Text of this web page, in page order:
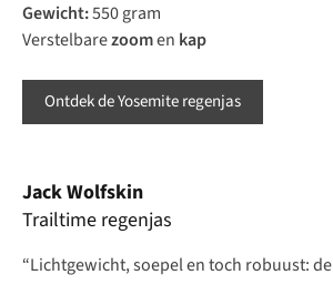
Gewicht:550 gram
Verstelbarezoomen kap
Ontdek de Yosemite regenjas
Jack Wolfskin
Trailtime regenjas
“Lichtgewicht, soepel en toch robuust: de